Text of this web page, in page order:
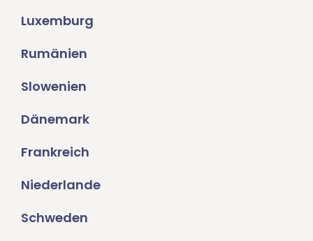
Luxemburg
Rumänien
Slowenien
Dänemark
Frankreich
Niederlande
Schweden